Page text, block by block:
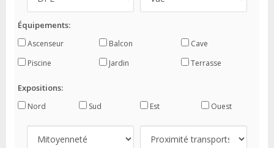
Équipements:
Ascenseur Balcon
Cave
Piscine
Jardin Terrasse
Expositions:
Nord Sud Est Ouest